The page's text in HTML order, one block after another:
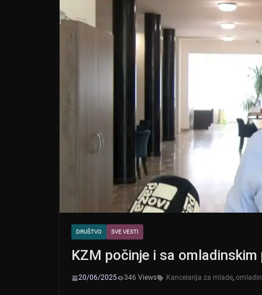
o
k
DRUŠTVO SVE VESTI
KZM počinje i sa
20/06/2025 346 Views Kancelarija za mlade,